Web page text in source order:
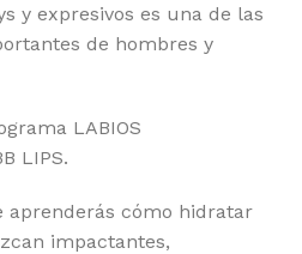
y expresivos es una de las
de hombres y
LABIOS
LIPS.
aprenderás cómo hidratar
impactantes,